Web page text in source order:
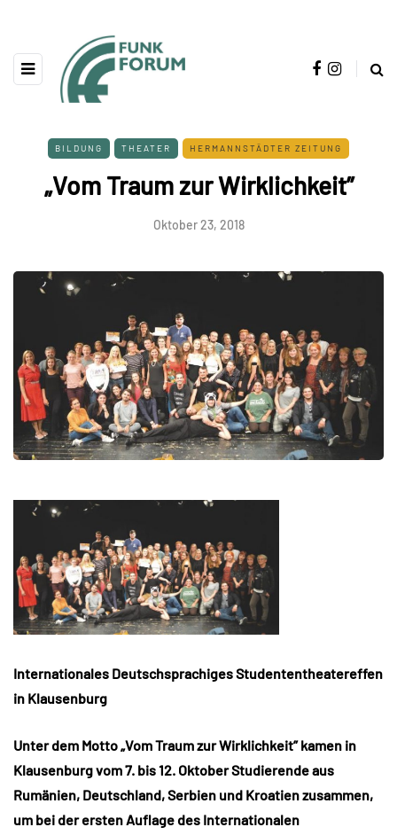
BILDUNG THEATER HERMANNSTÄDTER ZEITUNG
„Vom Traum zur Wirklichkeit”
Oktober 23, 2018
Internationales Deutschsprachiges Studententheatereffen
in Klausenburg
Unter dem Motto „Vom Traum zur Wirklichkeit” kamen in
Klausenburg vom 7. bis 12. Oktober Studierende aus
Rumänien, Deutschland, Serbien und Kroatien zusammen,
um bei der ersten Auflage des Internationalen